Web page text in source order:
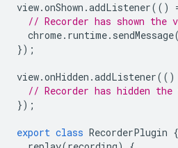
view.onShown .addListener(()
// Recorder has shown
chrome. runtime. sendMessage(
});
view.onHidden .addListener(()
// Recorder has hidden the
});
export class RecorderPlugin {